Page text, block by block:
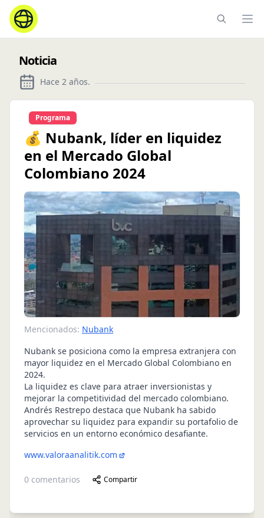
Noticia
Hace 2 años.
Programa
💰 Nubank, líder en liquidez
en el Mercado Global
Colombiano 2024
Mencionados: Nubank
Nubank se posiciona como la empresa extranjera con
mayor liquidez en el Mercado Global Colombiano en
2024.
La liquidez es clave para atraer inversionistas y
mejorar la competitividad del mercado colombiano.
Andrés Restrepo destaca que Nubank ha sabido
aprovechar su liquidez para expandir su portafolio de
servicios en un entorno económico desafiante.
www.valoraanalitik.com
0 comentarios Compartir